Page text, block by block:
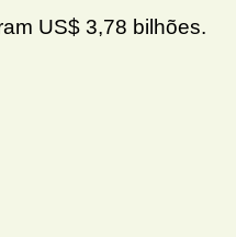
US$ 3,78 bilhões.